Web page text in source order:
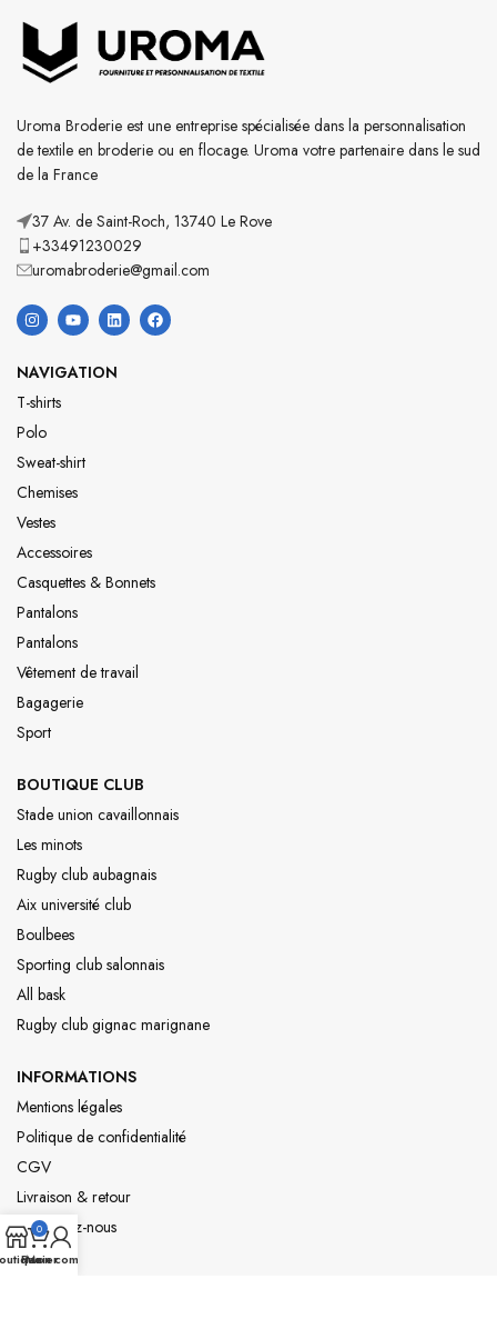
Uroma Broderie est une entreprise spécialisée dans la personnalisation
de textile en broderie ou en flocage. Uroma votre partenaire dans le sud
de la France
37 Av. de Saint-Roch, 13740 Le Rove
+33491230029
uromabroderie@gmail.com
NAVIGATION
T-shirts
Polo
Sweat-shirt
Chemises
Vestes
Accessoires
Casquettes & Bonnets
Pantalons
Pantalons
Vêtement de travail
Bagagerie
Sport
BOUTIQUE CLUB
Stade union cavaillonnais
Les minots
Rugby club aubagnais
Aix université club
Boulbees
Sporting club salonnais
All bask
Rugby club gignac marignane
INFORMATIONS
Mentions légales
Politique de confidentialité
CGV
Livraison & retour
Contactez-nous
0
Panier
Mon compte